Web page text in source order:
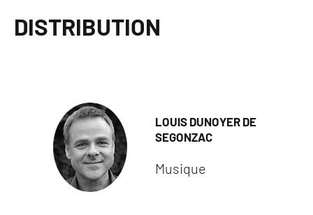
DISTRIBUTION
LOUIS DUNOYER DE
SEGONZAC
Musique